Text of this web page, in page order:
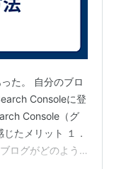
た。 自分のブロ
Consoleに登
Console（グ
たメリット １．
ログがどのよう